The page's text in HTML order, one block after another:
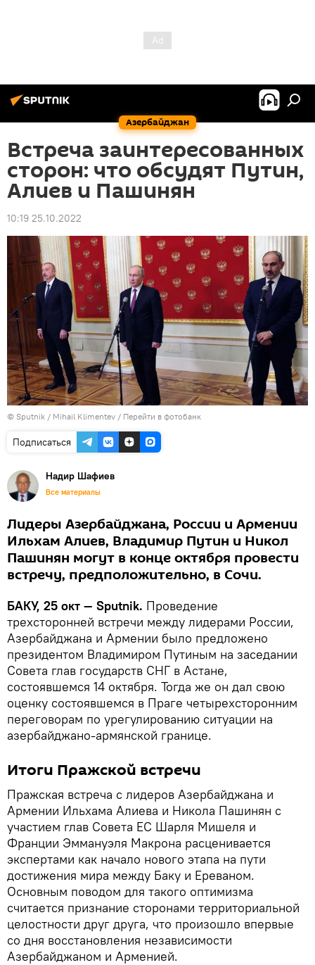
Азербайджан
Встреча заинтересованных
сторон: что обсудят Путин,
Алиев и Пашинян
10:19 25.10.2022
© Sputnik / Mihail Klimentev / Перейти в фотобанк
Подписаться
Надир Шафиев
Все материалы
Лидеры Азербайджана, России и Армении
Ильхам Алиев, Владимир Путин и Никол
Пашинян могут в конце октября провести
встречу, предположительно, в Сочи.
БАКУ, 25 окт — Sputnik. Проведение
трехсторонней встречи между лидерами России,
Азербайджана и Армении было предложено
президентом Владимиром Путиным на заседании
Совета глав государств СНГ в Астане,
состоявшемся 14 октября. Тогда же он дал свою
оценку состоявшемся в Праге четырехсторонним
переговорам по урегулированию ситуации на
азербайджано-армянской границе.
Итоги Пражской встречи
Пражская встреча с лидеров Азербайджана и
Армении Ильхама Алиева и Никола Пашинян с
участием глав Совета ЕС Шарля Мишеля и
Франции Эммануэля Макрона расценивается
экспертами как начало нового этапа на пути
достижения мира между Баку и Ереваном.
Основным поводом для такого оптимизма
считается признание сторонами территориальной
целостности друг друга, что произошло впервые
со дня восстановления независимости
Азербайджаном и Арменией.